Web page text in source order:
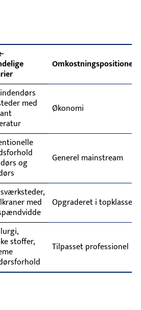
Omkostningspositionering
med Økonomi
og Generel mainstream
med Opgraderet i topklasse
stoffer, Tilpasset professionel